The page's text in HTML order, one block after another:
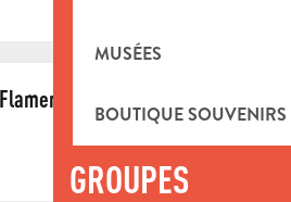
MUSÉES
BOUTIQUE
GROUPES